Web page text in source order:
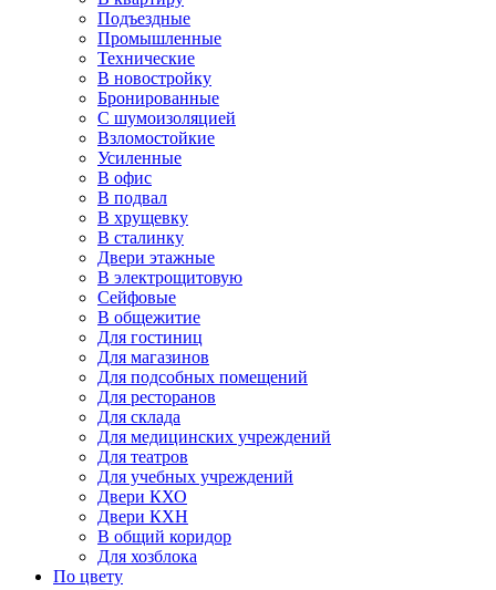
Подъездные
Промышленные
Технические
В новостройку
Бронированные
С шумоизоляцией
Взломостойкие
Усиленные
В офис
В подвал
В хрущевку
В сталинку
Двери этажные
В электрощитовую
Сейфовые
В общежитие
Для гостиниц
Для магазинов
Для подсобных помещений
Для ресторанов
Для склада
Для медицинских учреждений
Для театров
Для учебных учреждений
Двери КХО
Двери КХН
В общий коридор
Для хозблока
По цвету